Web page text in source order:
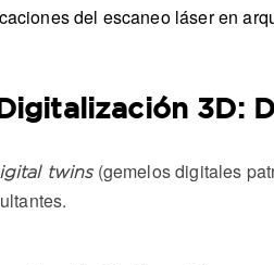
del escaneo láser en
3D:
twins(gemelos digitales